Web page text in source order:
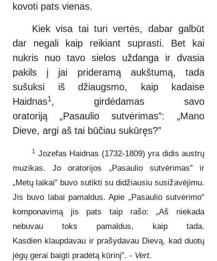
kovoti pats vienas.
Kiek visa tai turi vertės, dabar galbūt
dar negali kaip reikiant suprasti. Bet kai
nukris nuo tavo sielos uždanga ir dvasia
pakils į jai prideramą aukštumą, tada
sušuksi iš džiaugsmo, kaip kadaise
Haidnas1, girdėdamas savo
oratoriją „Pasaulio sutvėrimas”: „Mano
Dieve, argi aš tai būčiau sukūręs?”
1 Jozefas Haidnas (1732-1809) yra didis austrų
muzikas. Jo oratorijos „Pasaulio sutvėrimas” ir
„Metų laikai” buvo sutikti su didžiausiu susižavėjimu.
Jis buvo labai pamaldus. Apie „Pasaulio sutvėrimo”
komponavimą jis pats taip rašo: „Aš niekada
nebuvau toks pamaldus, kaip tada.
Kasdien klaupdavau ir prašydavau Dievą, kad duotų
jėgų gerai baigti pradėtą kūrinį”. - Vert.